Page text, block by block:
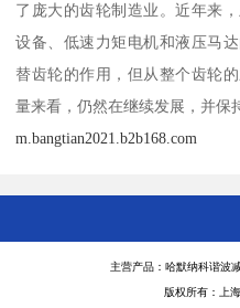
了庞大的齿轮制造业。近年来
设备、低速力矩电机和液压马
替齿轮的作用，但从整个齿轮
量来看，仍然在继续发展，并保
m.bangtian2021.b2b168.com
主营产品：哈默纳科谐波
版权所有：上